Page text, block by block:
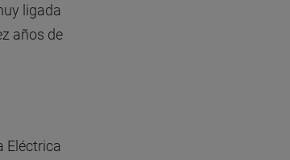
ligada
años de
Eléctrica